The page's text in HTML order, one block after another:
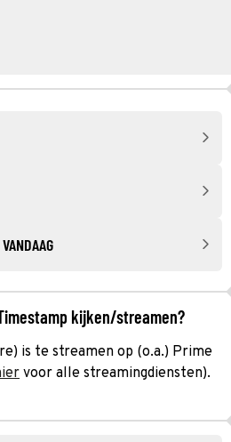
kijken/streamen?
is te streamen op (o.a.) Prime
voor alle streamingdiensten).